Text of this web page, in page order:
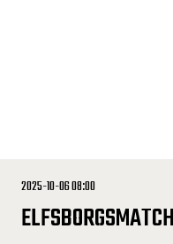
2025-10-06 08:00